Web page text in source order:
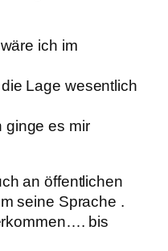
ich im
Lage wesentlich
ginge es mir
an öffentlichen
seine Sprache .
bis